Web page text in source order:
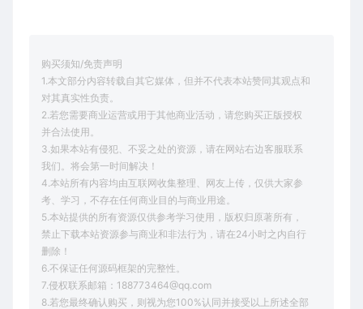
购买须知/免责声明
1.本文部分内容转载自其它媒体，但并不代表本站赞同其观点和
对其真实性负责。
2.若您需要商业运营或用于其他商业活动，请您购买正版授权
并合法使用。
3.如果本站有侵犯、不妥之处的资源，请在网站右边客服联系
我们。将会第一时间解决！
4.本站所有内容均由互联网收集整理、网友上传，仅供大家参
考、学习，不存在任何商业目的与商业用途。
5.本站提供的所有资源仅供参考学习使用，版权归原著所有，
禁止下载本站资源参与商业和非法行为，请在24小时之内自行
删除！
6.不保证任何源码框架的完整性。
7.侵权联系邮箱：188773464@qq.com
8.若您最终确认购买，则视为您100%认同并接受以上所述全部